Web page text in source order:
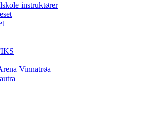
instruktører
Vinnatrøa